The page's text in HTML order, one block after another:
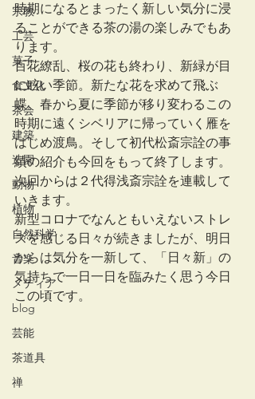
宗教
工芸
菓子
食文化
茶会
建築
造園
動物
植物
自然科学
音楽
メディア
blog
芸能
茶道具
禅
時期になるとまったく新しい気分に浸
ることができる茶の湯の楽しみでもあ
ります。
百花繚乱、桜の花も終わり、新緑が目
に眩い季節。新たな花を求めて飛ぶ
蝶。春から夏に季節が移り変わるこの
時期に遠くシベリアに帰っていく雁を
はじめ渡鳥。そして初代松斎宗詮の事
績の紹介も今回をもって終了します。
次回からは２代得浅斎宗詮を連載して
いきます。
新型コロナでなんともいえないストレ
スを感じる日々が続きましたが、明日
からは気分を一新して、「日々新」の
気持ちで一日一日を臨みたく思う今日
この頃です。